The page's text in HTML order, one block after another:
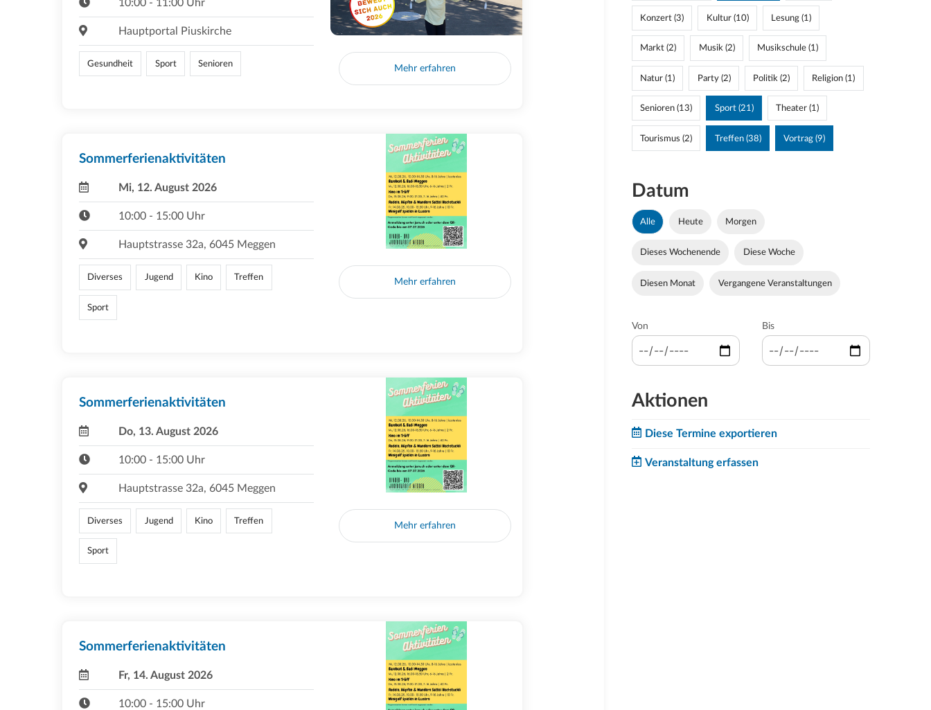
10:00 - 11:00 Uhr
Hauptportal Piuskirche
Gesundheit Sport Senioren Mehr erfahren
Sommerferienaktivitäten
Mi, 12. August 2026
10:00 - 15:00 Uhr
Hauptstrasse 32a, 6045 Meggen
Diverses Jugend Kino Treffen
Sport
Mehr erfahren
Sommerferienaktivitäten
Do, 13. August 2026
10:00 - 15:00 Uhr
Hauptstrasse 32a, 6045 Meggen
Diverses Jugend Kino Treffen
Sport
Mehr erfahren
Sommerferienaktivitäten
Fr, 14. August 2026
10:00 - 15:00 Uhr
Konzert (3) Kultur (10) Lesung (1)
Markt (2) Musik (2) Musikschule (1)
Natur (1) Party (2) Politik (2) Religion (1)
Senioren (13) Sport (21) Theater (1)
Tourismus (2) Treffen (38) Vortrag (9)
Datum
Alle Heute Morgen
Dieses Wochenende Diese Woche
Diesen Monat Vergangene Veranstaltungen
Von Bis
Aktionen
Diese Termine exportieren
Veranstaltung erfassen